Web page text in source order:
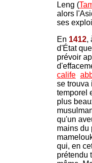
Leng (
alors
ses
En 1412,
d'État
prévoir
calife-
se trouva
temporel
plus
qu'un
mains du
qui, en
prétendu